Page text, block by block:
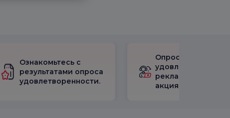
Ознакомьтесь с
результатами опроса
удовлетворенности.
Опрос
рекламными
акциями